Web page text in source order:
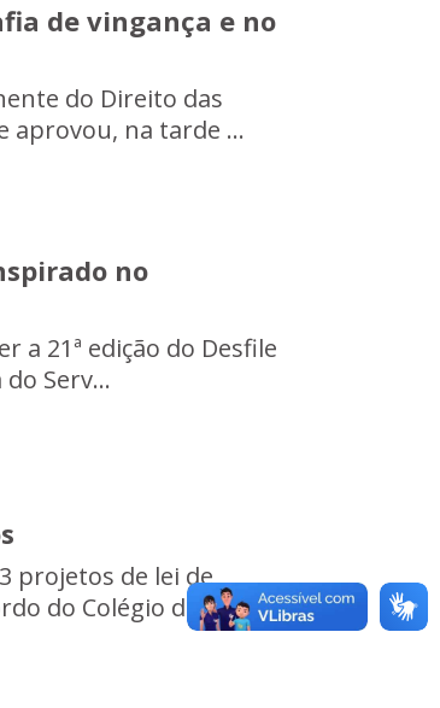
de vingança e no
do Direito das
aprovou, na tarde ...
no
a 21ª edição do Desfile
Serv...
projetos de lei de
do Colégio de L...